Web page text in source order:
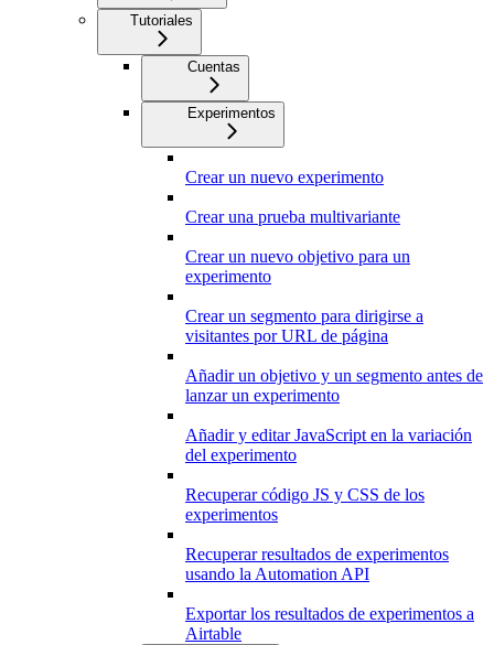
Tutoriales
Cuentas
Experimentos
Crear un nuevo experimento
Crear una prueba multivariante
Crear un nuevo objetivo para un
experimento
Crear un segmento para dirigirse a
visitantes por URL de página
Añadir un objetivo y un segmento antes de
lanzar un experimento
Añadir y editar JavaScript en la variación
del experimento
Recuperar código JS y CSS de los
experimentos
Recuperar resultados de experimentos
usando la Automation API
Exportar los resultados de experimentos a
Airtable